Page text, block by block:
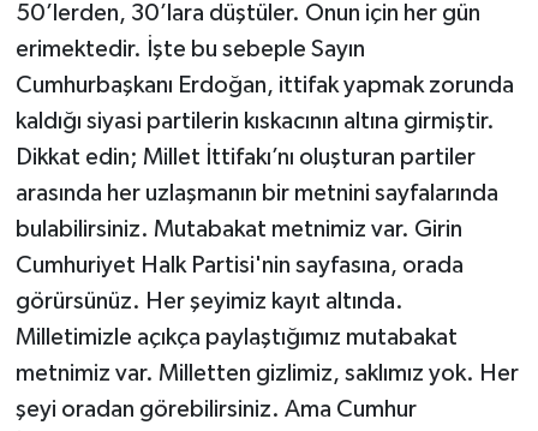
50’lerden, 30’lara düştüler. Onun için her gün
erimektedir. İşte bu sebeple Sayın
Cumhurbaşkanı Erdoğan, ittifak yapmak zorunda
kaldığı siyasi partilerin kıskacının altına girmiştir.
Dikkat edin; Millet İttifakı’nı oluşturan partiler
arasında her uzlaşmanın bir metnini sayfalarında
bulabilirsiniz. Mutabakat metnimiz var. Girin
Cumhuriyet Halk Partisi'nin sayfasına, orada
görürsünüz. Her şeyimiz kayıt altında.
Milletimizle açıkça paylaştığımız mutabakat
metnimiz var. Milletten gizlimiz, saklımız yok. Her
şeyi oradan görebilirsiniz. Ama Cumhur